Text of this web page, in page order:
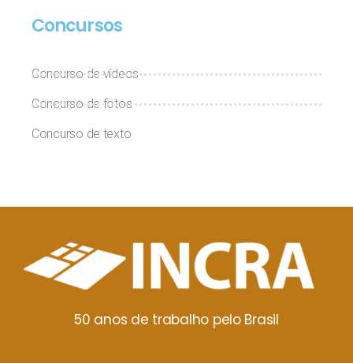
Concursos
Concurso de vídeos
Concurso de fotos
Concurso de texto
50 anos de trabalho pelo Brasil